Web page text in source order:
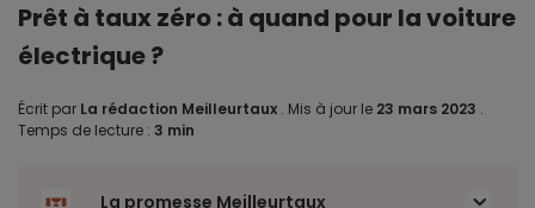
Prêt à taux zéro : à quand pour la voiture
électrique ?
Écrit par La rédaction Meilleurtaux . Mis à jour le 23 mars 2023 .
Temps de lecture : 3 min
La promesse Meilleurtaux